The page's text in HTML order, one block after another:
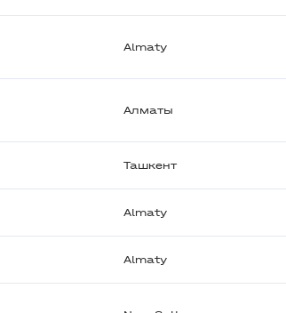
Almaty
Алматы
Ташкент
Almaty
Almaty